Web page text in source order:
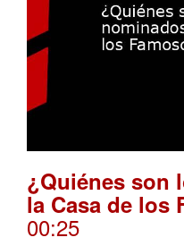
¿Quiénes son
la Casa de los
00:25